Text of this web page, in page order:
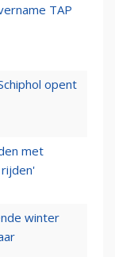
TAP
opent
met
winter